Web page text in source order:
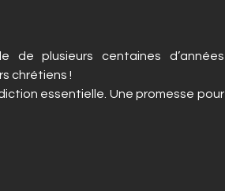
plusieurs centaines d’années
chrétiens !
essentielle. Une promesse pour